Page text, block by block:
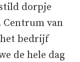
dorpje
Centrum van
bedrijf
de hele dag